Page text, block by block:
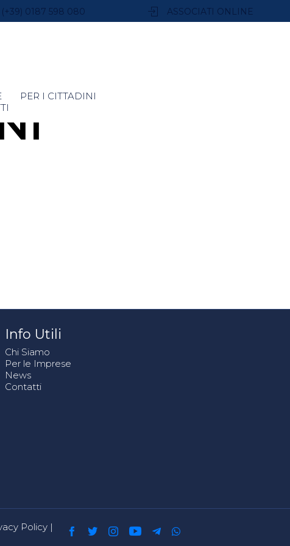
(+39) 0187 598 080 ASSOCIATI ONLINE
PER I CITTADINI
Info Utili
Chi Siamo
Per le Imprese
News
Contatti
Policy |